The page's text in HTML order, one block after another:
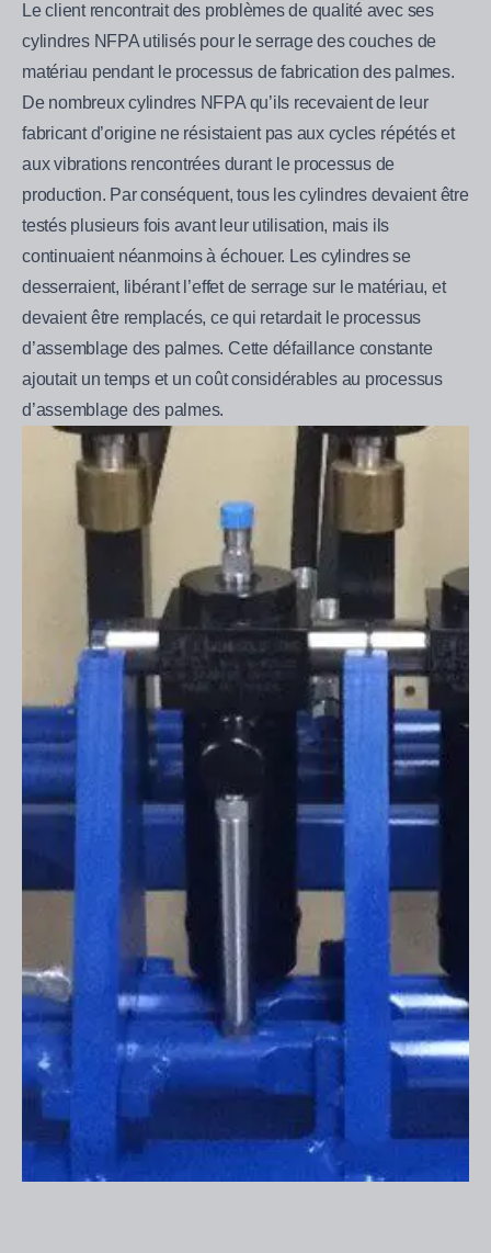
Le client rencontrait des problèmes de qualité avec ses
cylindres NFPA utilisés pour le serrage des couches de
matériau pendant le processus de fabrication des palmes.
De nombreux cylindres NFPA qu’ils recevaient de leur
fabricant d’origine ne résistaient pas aux cycles répétés et
aux vibrations rencontrées durant le processus de
production. Par conséquent, tous les cylindres devaient être
testés plusieurs fois avant leur utilisation, mais ils
continuaient néanmoins à échouer. Les cylindres se
desserraient, libérant l’effet de serrage sur le matériau, et
devaient être remplacés, ce qui retardait le processus
d’assemblage des palmes. Cette défaillance constante
ajoutait un temps et un coût considérables au processus
d’assemblage des palmes.